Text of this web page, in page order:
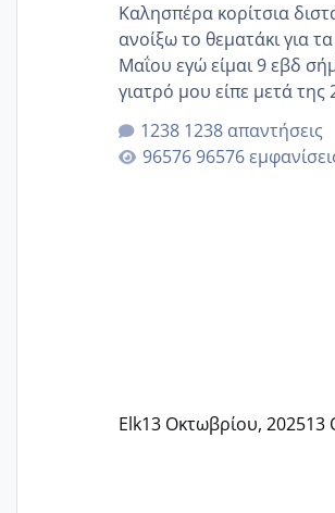
Καλησπέρα κορίτσια
ανοίξω το θεματάκι για
Μαΐου εγώ είμαι 9 εβδ σήμερα πήγα
γιατρό μου είπε μετά της
κλείσω ραντεβού για την
καμιά άλλη κοπέλα να
1238 απαντήσεις
96576
Elk13 Οκτωβρίου, 202513